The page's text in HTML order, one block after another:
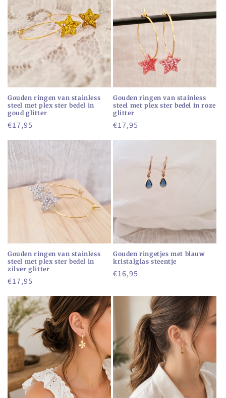
c
t
i
e
:
Gouden ringen van stainless
steel met plex ster bedel in
goud glitter
Normale
prijs
€17,95
Gouden ringen van stainless
steel met plex ster bedel in roze
glitter
Normale
prijs
€17,95
Gouden ringen van stainless
steel met plex ster bedel in
zilver glitter
Normale
prijs
€17,95
Gouden ringetjes met blauw
kristalglas steentje
Normale
€16,95